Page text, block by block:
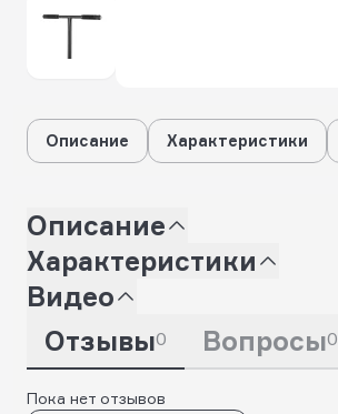
Описание Характеристики
Описание
Характеристики
Видео
Отзывы0 Вопросы0
Пока нет отзывов